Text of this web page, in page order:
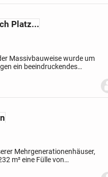
Platz...
Massivbauweise wurde um
ein beeindruckendes
Mehrgenerationenhäuser,
m² eine Fülle von